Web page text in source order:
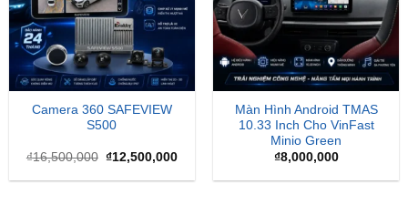
Camera 360 SAFEVIEW
S500
₫16,500,000
Giá
gốc
là:
₫12,500,000
₫12,500,000.
Màn Hình Android TMAS
10.33 Inch Cho VinFast
Minio Green
₫8,000,000